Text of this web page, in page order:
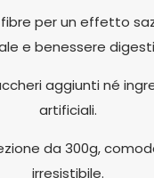
fibre per un effetto
e benessere
aggiunti né
artificiali.
da 300g,
irresistibile.